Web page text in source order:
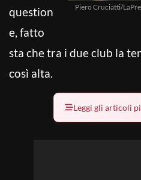
Piero Cruciatti/
question
e, fatto
sta che tra i due club la
così alta.
Leggi gli articoli